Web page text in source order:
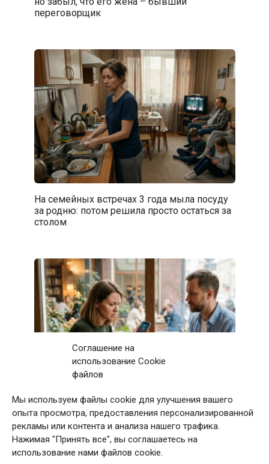
Соглашение на
использование Cookie
файлов
Мы используем файлы cookie для улучшения вашего
опыта просмотра, предоставления персонализированной
рекламы или контента и анализа нашего трафика.
Нажимая "Принять все", вы соглашаетесь на
использование нами файлов cookie.
переговорщик
На семейных встречах 3 года мыла посуду
за родню: потом решила просто остаться за
столом
Первое свидание с мужчиной закончилось
после 11 звонков матери: дома я приняла
непростое решение